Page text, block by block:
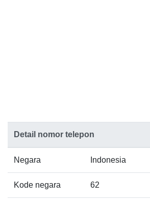
Detail nomor telepon
Negara Indonesia
Kode negara 62